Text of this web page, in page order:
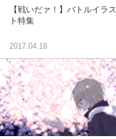
とめ
バトル
【戦いだァ！】バトルイラス
ト特集
2017.04.18